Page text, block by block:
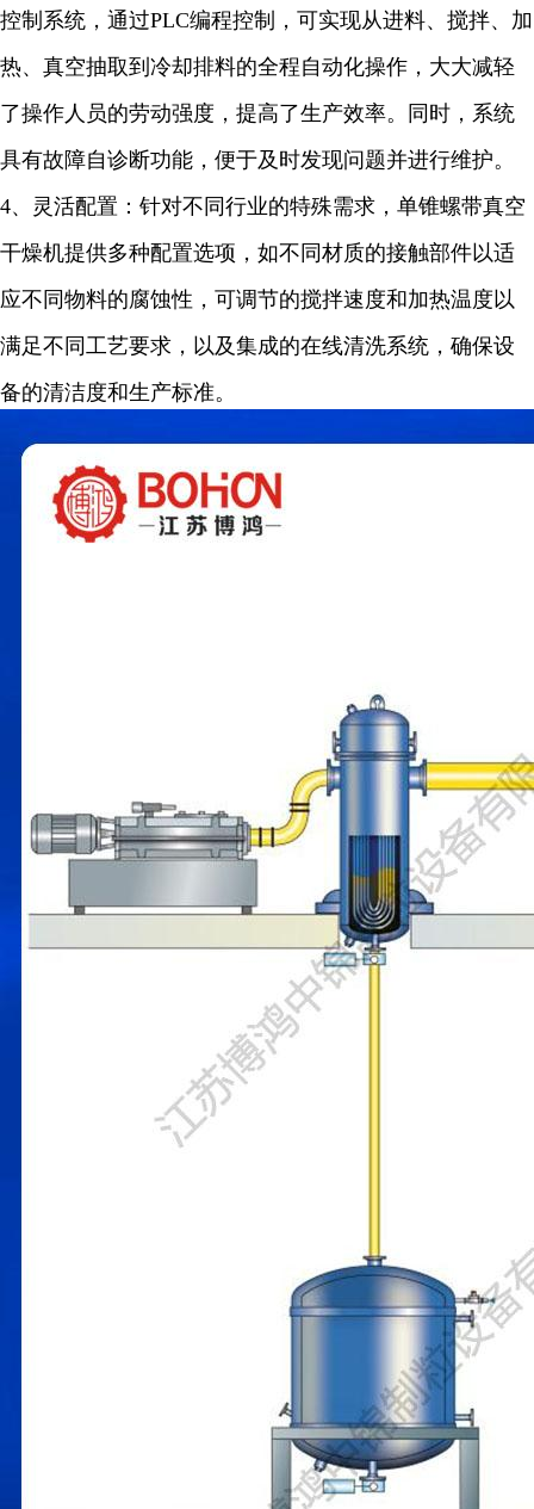
控制系统，通过PLC编程控制，可实现从进料、搅拌、加
热、真空抽取到冷却排料的全程自动化操作，大大减轻
了操作人员的劳动强度，提高了生产效率。同时，系统
具有故障自诊断功能，便于及时发现问题并进行维护。
4、灵活配置：针对不同行业的特殊需求，单锥螺带真空
干燥机提供多种配置选项，如不同材质的接触部件以适
应不同物料的腐蚀性，可调节的搅拌速度和加热温度以
满足不同工艺要求，以及集成的在线清洗系统，确保设
备的清洁度和生产标准。